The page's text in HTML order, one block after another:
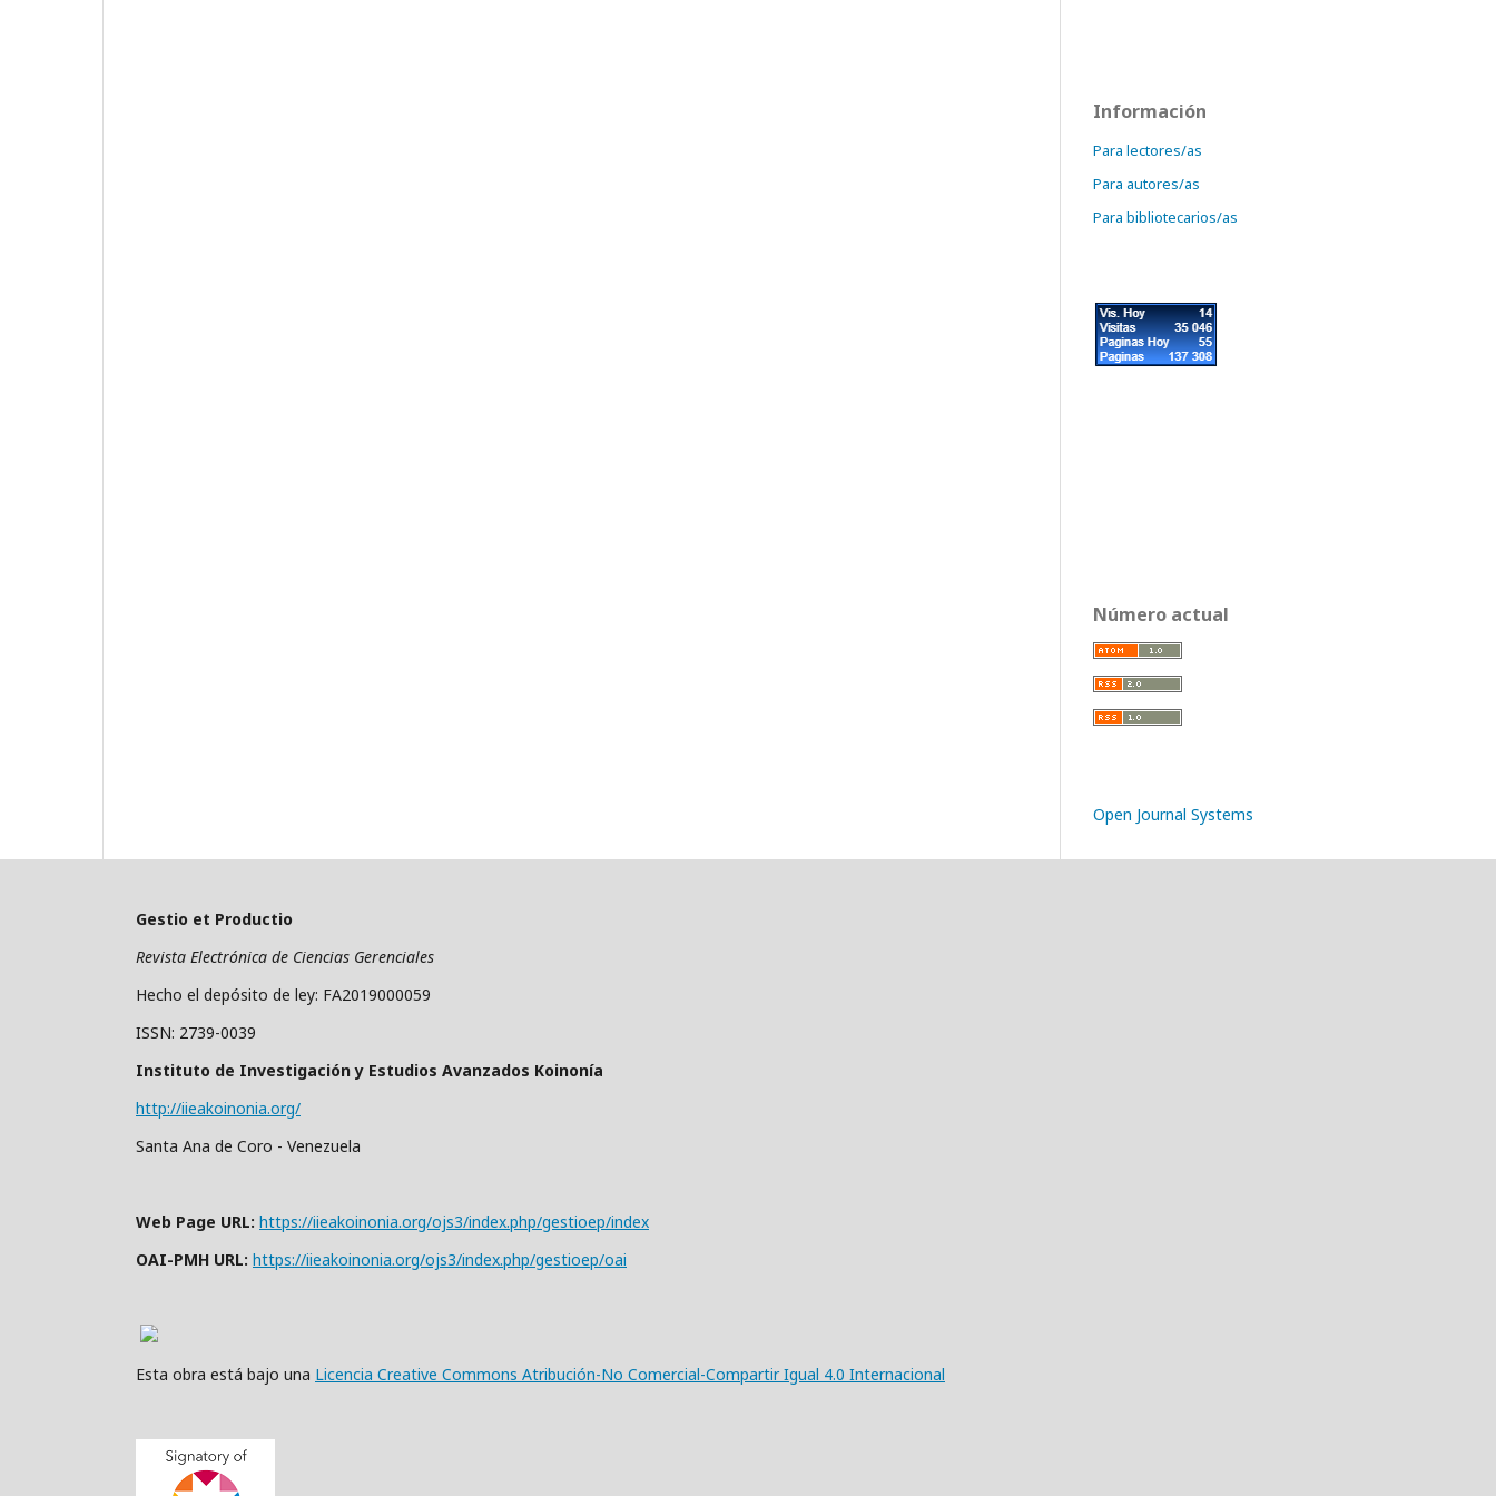
Información
Para lectores/as
Para autores/as
Para bibliotecarios/as
Número actual
Open Journal Systems
Gestio et Productio
Revista Electrónica de Ciencias Gerenciales
Hecho el depósito de ley: FA2019000059
ISSN: 2739-0039
Instituto de Investigación y Estudios Avanzados Koinonía
http://iieakoinonia.org/
Santa Ana de Coro - Venezuela
Web Page URL: https://iieakoinonia.org/ojs3/index.php/gestioep/index
OAI-PMH URL: https://iieakoinonia.org/ojs3/index.php/gestioep/oai
Esta obra está bajo una Licencia Creative Commons Atribución-No Comercial-Compartir Igual 4.0 Internacional